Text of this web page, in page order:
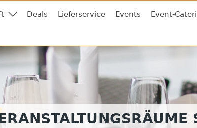
Deals Lieferservice Events Event-